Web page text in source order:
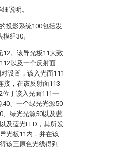
说明。
投影系统100包括发
组30。
12。该导光板11大致
以及一个反射面
设置，该入光面111
接，在该反射面113
于该入光面111一
、一个绿光光源50
、绿光光源50以及蓝
及蓝光LED，其所发
光板11内，并在该
该三原色光线得到